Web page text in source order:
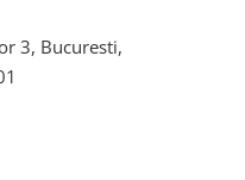
3, Bucuresti,